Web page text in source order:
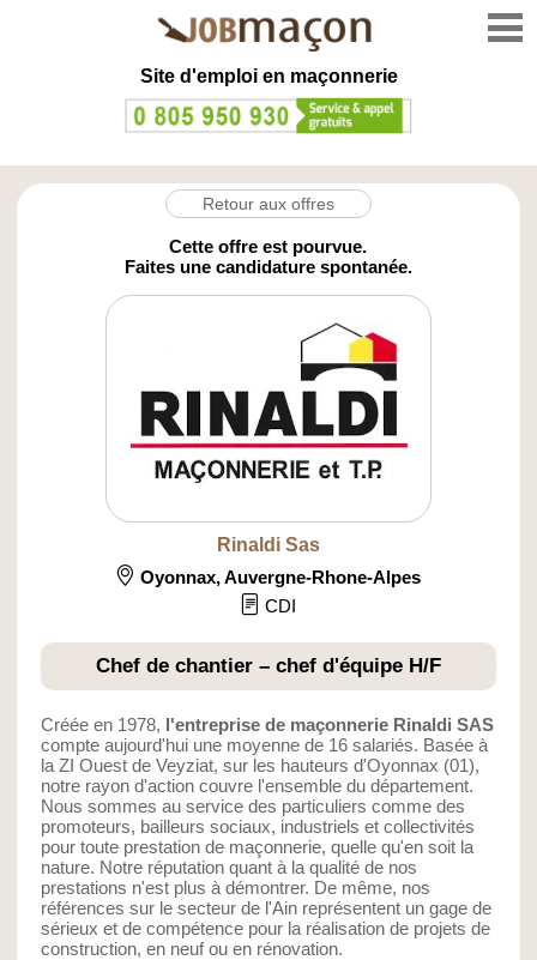
Site d'emploi en maçonnerie
Retour aux offres
Cette offre est pourvue.
Faites une candidature spontanée.
Rinaldi Sas
Oyonnax,Auvergne-Rhone-Alpes
CDI
Chef de chantier – chef d'équipe H/F
Créée en 1978, l'entreprise de maçonnerie Rinaldi SAS
compte aujourd'hui une moyenne de 16 salariés. Basée à
la ZI Ouest de Veyziat, sur les hauteurs d'Oyonnax (01),
notre rayon d'action couvre l'ensemble du département.
Nous sommes au service des particuliers comme des
promoteurs, bailleurs sociaux, industriels et collectivités
pour toute prestation de maçonnerie, quelle qu'en soit la
nature. Notre réputation quant à la qualité de nos
prestations n'est plus à démontrer. De même, nos
références sur le secteur de l'Ain représentent un gage de
sérieux et de compétence pour la réalisation de projets de
construction, en neuf ou en rénovation.